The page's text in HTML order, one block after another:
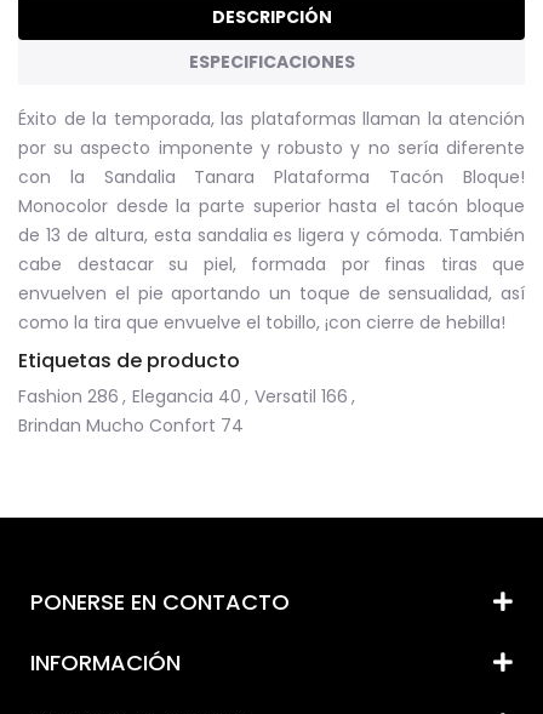
DESCRIPCIÓN
ESPECIFICACIONES
Éxito de la temporada, las plataformas llaman la atención
por su aspecto imponente y robusto y no sería diferente
con la Sandalia Tanara Plataforma Tacón Bloque!
Monocolor desde la parte superior hasta el tacón bloque
de 13 de altura, esta sandalia es ligera y cómoda. También
cabe destacar su piel, formada por finas tiras que
envuelven el pie aportando un toque de sensualidad, así
como la tira que envuelve el tobillo, ¡con cierre de hebilla!
Etiquetas de producto
Fashion 286 , Elegancia 40 , Versatil 166 ,
Brindan Mucho Confort 74
PONERSE EN CONTACTO
INFORMACIÓN